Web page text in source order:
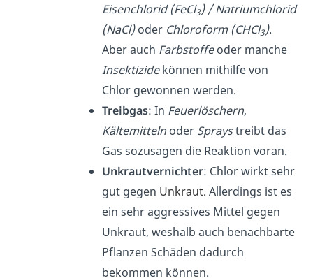
Eisenchlorid (FeCl3) / Natriumchlorid
(NaCl)oder Chloroform (CHCl3).
Aber auch Farbstoffeoder manche
Insektizidekönnen mithilfe von
Chlor gewonnen werden.
Treibgas: In Feuerlöschern,
Kältemittelnoder Spraystreibt das
Gas sozusagen die Reaktion voran.
Unkrautvernichter: Chlor wirkt sehr
gut gegen Unkraut. Allerdings ist es
ein sehr aggressives Mittel gegen
Unkraut, weshalb auch benachbarte
Pflanzen Schäden dadurch
bekommen können.